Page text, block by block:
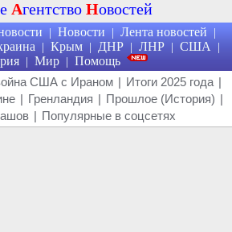
Агентство Новостей
| Новости | Лента новостей |
| Крым | ДНР | ЛНР | США |
| Мир | Помощь
США с Ираном | Итоги 2025 года |
| Гренландия | Прошлое (История) |
| Популярные в соцсетях